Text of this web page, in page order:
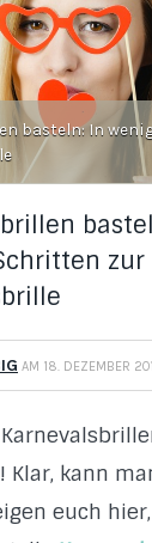
basteln: In
zur
AM 18. DEZEMBER
kann
euch